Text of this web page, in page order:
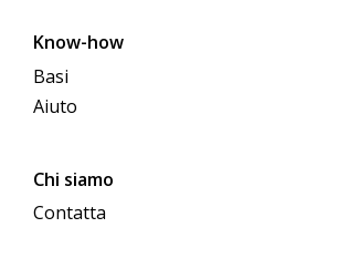
Know-how
Basi
Aiuto
Chi siamo
Contatta